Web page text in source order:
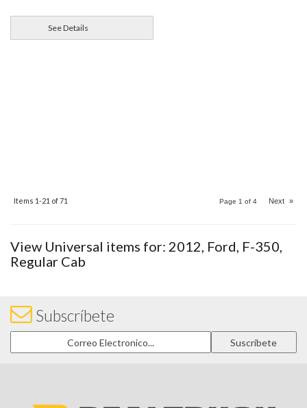
See Details
Items 1-21 of71 Page 1 of 4 Next »
View Universal items for: 2012, Ford, F-350,
Regular Cab
Subscríbete